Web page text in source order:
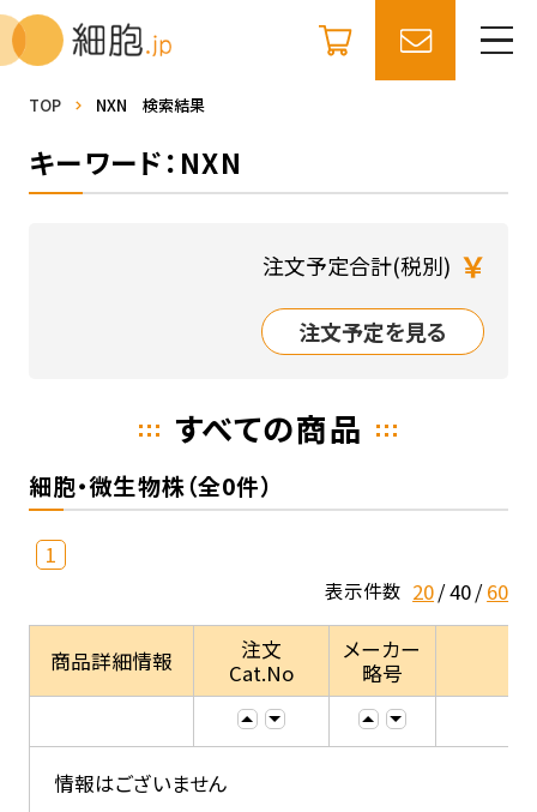
TOP NXN 検索結果
キーワード：NXN
注文予定合計(税別) ￥
注文予定を見る
すべての商品
細胞・微生物株（全0件）
1
表示件数 20 40 60
商品詳細情報
注文
Cat.No
メーカー
略号
情報はございません